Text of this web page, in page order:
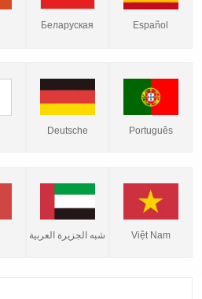
Беларуская Español
Deutsche Português
شبه الجزيرة العربية Việt Nam